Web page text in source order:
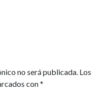
no será publicada. Los
con*